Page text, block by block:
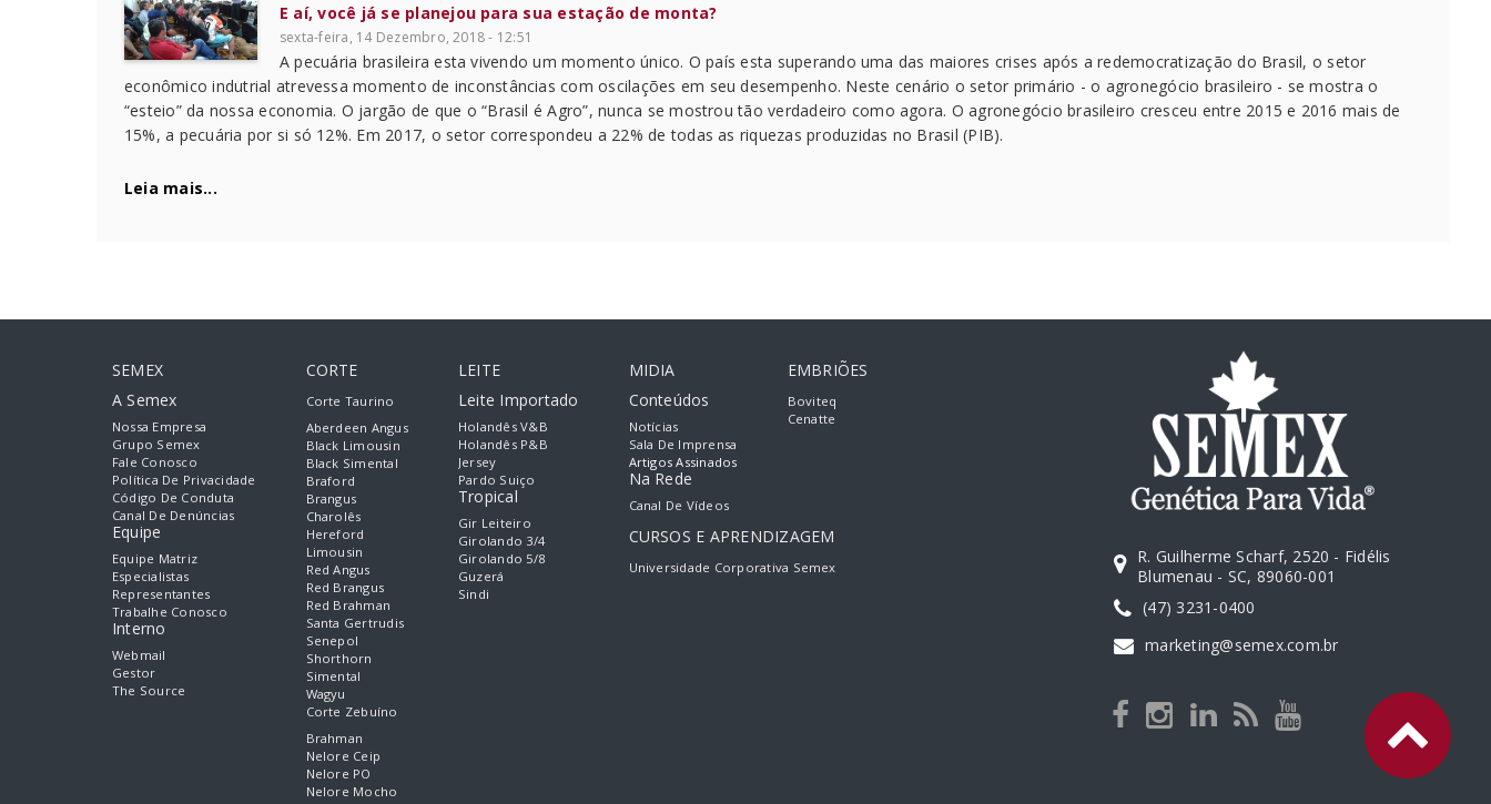
E aí, você já se planejou para sua estação de monta?
sexta-feira, 14 Dezembro, 2018 - 12:51
A pecuária brasileira esta vivendo um momento único. O país esta superando uma das maiores crises após a redemocratização do Brasil, o setor
econômico indutrial atrevessa momento de inconstâncias com oscilações em seu desempenho. Neste cenário o setor primário - o agronegócio brasileiro - se mostra o
“esteio” da nossa economia. O jargão de que o “Brasil é Agro”, nunca se mostrou tão verdadeiro como agora. O agronegócio brasileiro cresceu entre 2015 e 2016 mais de
15%, a pecuária por si só 12%. Em 2017, o setor correspondeu a 22% de todas as riquezas produzidas no Brasil (PIB).
Leia mais...
SEMEX
A Semex
Nossa Empresa
Grupo Semex
Fale Conosco
Política De Privacidade
Código De Conduta
Canal De Denúncias
Equipe
Equipe Matriz
Especialistas
Representantes
Trabalhe Conosco
Interno
Webmail
Gestor
The Source
CORTE
Corte Taurino
Aberdeen Angus
Black Limousin
Black Simental
Braford
Brangus
Charolês
Hereford
Limousin
Red Angus
Red Brangus
Red Brahman
Santa Gertrudis
Senepol
Shorthorn
Simental
Wagyu
Corte Zebuíno
Brahman
Nelore Ceip
Nelore PO
Nelore Mocho
LEITE
Leite Importado
Holandês V&B
Holandês P&B
Jersey
Pardo Suiço
Tropical
Gir Leiteiro
Girolando 3/4
Girolando 5/8
Guzerá
Sindi
MIDIA
Conteúdos
Notícias
Sala De Imprensa
Artigos Assinados
Na Rede
Canal De Vídeos
EMBRIÕES
Boviteq
Cenatte
CURSOS E APRENDIZAGEM
Universidade Corporativa Semex
R. Guilherme Scharf, 2520 - Fidélis
Blumenau - SC, 89060-001
(47) 3231-0400
marketing@semex.com.br